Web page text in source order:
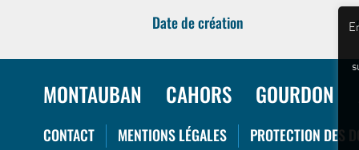
Date de création
MONTAUBAN CAHORS GOURDON
CONTACT MENTIONS LÉGALES PROTECTION DES